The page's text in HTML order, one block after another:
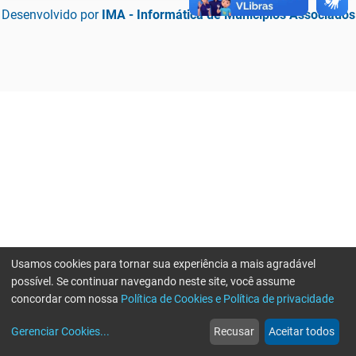
Desenvolvido por IMA - Informática de Municípios Associados
web
Notícias
more_horiz
Mais
Usamos cookies para tornar sua experiência a mais agradável
possível. Se continuar navegando neste site, você assume
concordar com nossa Política de Cookies e Política de privacidade
Gerenciar Cookies... Recusar Aceitar todos
Erro ao enviar informações, por favor tente novamente